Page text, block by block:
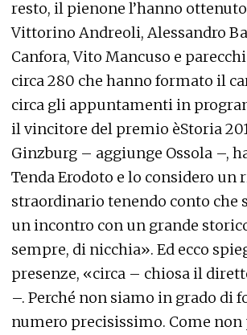
resto, il pienone l’hanno
Vittorino Andreoli, Alessandro
Canfora, Vito Mancuso e
circa 280 che hanno formato il
circa gli appuntamenti in
il vincitore del premio èStoria
Ginzburg – aggiunge Ossola –,
Tenda Erodoto e lo considero un
straordinario tenendo conto che
un incontro con un grande
sempre, di nicchia». Ed ecco
presenze, «circa – chiosa il
–. Perché non siamo in grado di
numero precisissimo. Come non